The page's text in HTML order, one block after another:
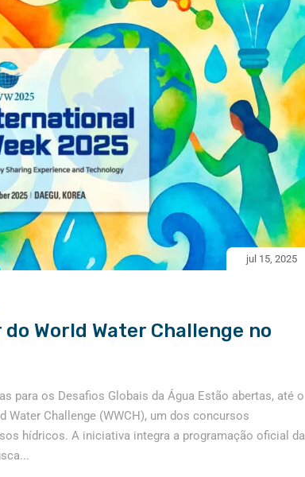
jul 15, 2025
World Water Challenge no
para os Desafios Globais da Água Estão abertas, até o
Water Challenge (WWCH), um dos concursos
hídricos. A iniciativa integra a programação oficial da